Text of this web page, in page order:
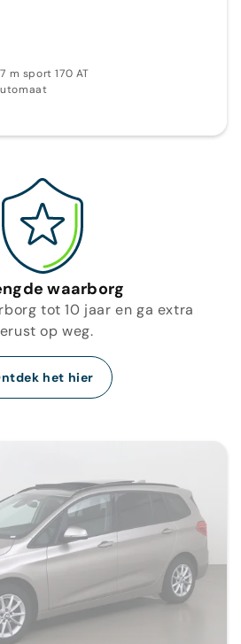
m sport 170 AT
waarborg
tot 10 jaar en ga extra
op weg.
het hier